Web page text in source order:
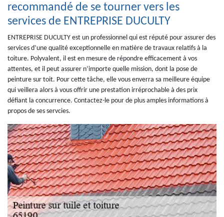
recommandé de se tourner vers les
services de ENTREPRISE DUCULTY
ENTREPRISE DUCULTY est un professionnel qui est réputé pour assurer des
services d’une qualité exceptionnelle en matière de travaux relatifs à la
toiture. Polyvalent, il est en mesure de répondre efficacement à vos
attentes, et il peut assurer n’importe quelle mission, dont la pose de
peinture sur toit. Pour cette tâche, elle vous enverra sa meilleure équipe
qui veillera alors à vous offrir une prestation irréprochable à des prix
défiant la concurrence. Contactez-le pour de plus amples informations à
propos de ses servcies.